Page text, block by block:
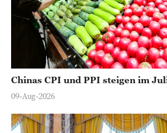
Chinas CPI und PPI steigen im
09-Aug-2026